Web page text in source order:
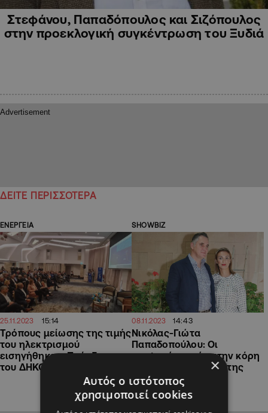
Στεφάνου, Παπαδόπουλος και Σιζόπουλος
στην προεκλογική συγκέντρωση του Ξυδιά
ΔΕΙΤΕ ΠΕΡΙΣΣΟΤΕΡΑ
ΕΝΕΡΓΕΙΑ
25.11.2023 15:14
Τρόπους μείωσης της τιμής
του ηλεκτρισμού
εισηγήθηκε ο Πρόεδρος
του ΔΗΚΟ
SHOWBIZ
08.11.2023 14:43
Νικόλας-Γιώτα
Παπαδοπούλου: Οι
τρυφερές ευχές στην κόρη
τους για την γιορτή της
×
Αυτός ο ιστότοπος
χρησιμοποιεί cookies